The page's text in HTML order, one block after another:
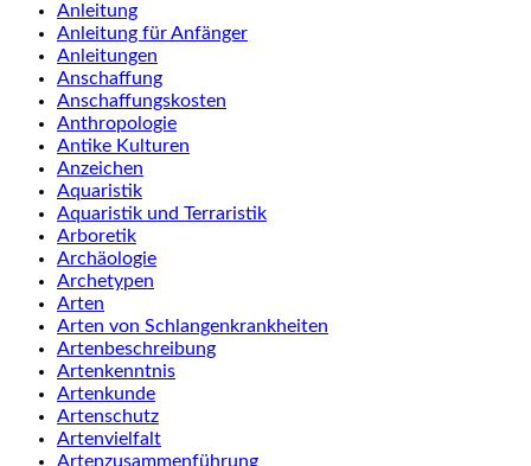
Anleitung
Anleitung für Anfänger
Anleitungen
Anschaffung
Anschaffungskosten
Anthropologie
Antike Kulturen
Anzeichen
Aquaristik
Aquaristik und Terraristik
Arboretik
Archäologie
Archetypen
Arten
Arten von Schlangenkrankheiten
Artenbeschreibung
Artenkenntnis
Artenkunde
Artenschutz
Artenvielfalt
Artenzusammenführung